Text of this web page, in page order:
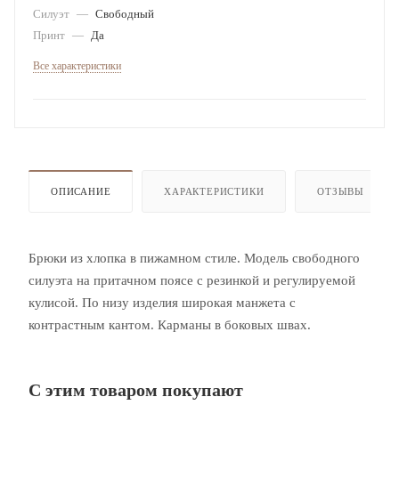
Силуэт — Свободный
Принт — Да
Все характеристики
ОПИСАНИЕ ХАРАКТЕРИСТИКИ ОТЗЫВЫ
Брюки из хлопка в пижамном стиле. Модель свободного
силуэта на притачном поясе с резинкой и регулируемой
кулисой. По низу изделия широкая манжета с
контрастным кантом. Карманы в боковых швах.
С этим товаром покупают